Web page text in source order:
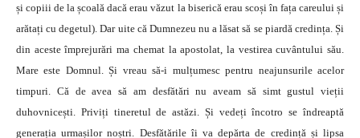
și copiii de la școală dacă erau văzut la biserică erau scoși în fața careului și
arătați cu degetul). Dar uite că Dumnezeu nu a lăsat să se piardă credința. Și
din aceste împrejurări ma chemat la apostolat, la vestirea cuvântului său.
Mare este Domnul. Și vreau să-i mulțumesc pentru neajunsurile acelor
timpuri. Că de avea să am desfătări nu aveam să simt gustul vieții
duhovnicești. Priviți tineretul de astăzi. Și vedeți încotro se îndreaptă
generația urmașilor noștri. Desfătările îi va depărta de credință și lipsa